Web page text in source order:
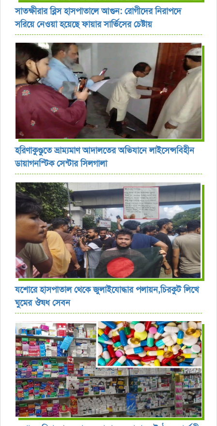
সাতক্ষীরার ব্লিস হাসপাতালে আগুন: রোগীদের নিরাপদে
সরিয়ে নেওয়া হয়েছে ফায়ার সার্ভিসের চেষ্টায়
হরিণাকুণ্ডুতে ভ্রাম্যমাণ আদালতের অভিযানে লাইসেন্সবিহীন
ডায়াগনস্টিক সেন্টার সিলগালা
যশোরে হাসপাতাল থেকে জুলাইযোদ্ধার পলায়ন,চিরকুট লিখে
ঘুমের ঔষধ সেবন